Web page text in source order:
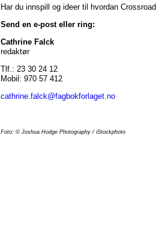
Har du innspill og ideer til hvordan
Send en e-post eller ring:
Cathrine Falck
redaktør
Tlf.: 23 30 24 12
Mobil: 970 57 412
cathrine.falck@fagbokforlaget.no
Foto: © Joshua Hodge Photography / iStockphoto